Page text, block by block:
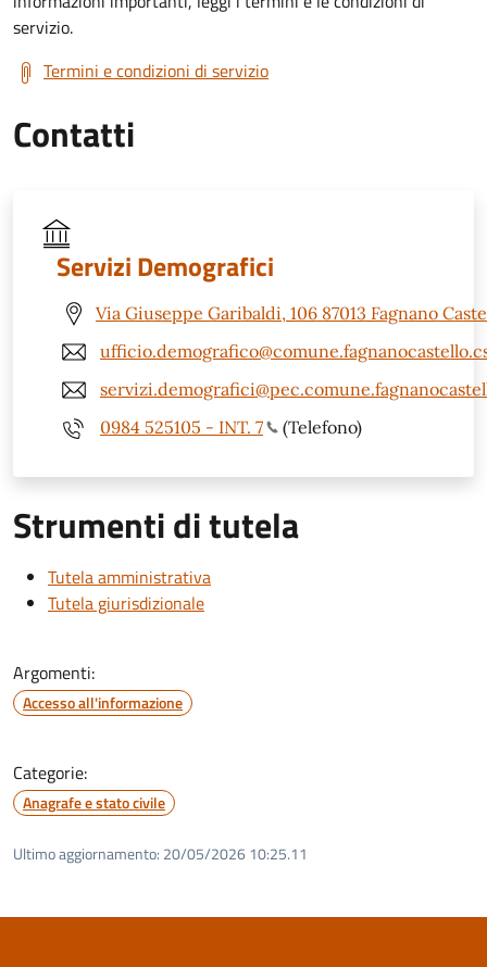
servizio.
Termini e condizioni di servizio
Contatti
Servizi Demografici
Via Giuseppe Garibaldi, 106 87013 Fagnano
0984 525105 - INT. 7
(Telefono)
Strumenti di tutela
Tutela amministrativa
Tutela giurisdizionale
Argomenti:
Accesso all'informazione
Categorie:
Anagrafe e stato civile
Ultimo aggiornamento: 20/05/2026 10:25.11